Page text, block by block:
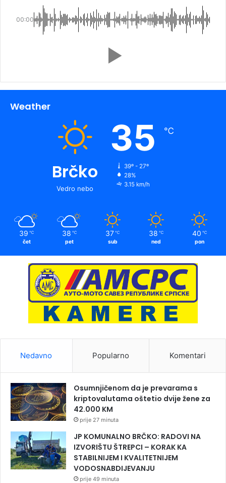
00:00
Weather
Brčko
Vedro nebo
35 ℃
39º - 27º
28%
3.15 km/h
39 ℃
čet
38 ℃
pet
37 ℃
sub
38 ℃
ned
40 ℃
pon
Nedavno Popularno Komentari
Osumnjičenom da je prevarama s
kriptovalutama oštetio dvije žene za
42.000 KM
prije 27 minuta
JP KOMUNALNO BRČKO: RADOVI NA
IZVORIŠTU ŠTREPCI – KORAK KA
STABILNIJEM I KVALITETNIJEM
VODOSNABDIJEVANJU
prije 49 minuta